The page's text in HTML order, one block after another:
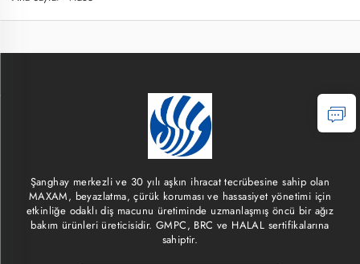
Şanghay merkezli ve 30 yılı aşkın ihracat tecrübesine sahip olan
MAXAM, beyazlatma, çürük koruması ve hassasiyet yönetimi için
etkinliğe odaklı diş macunu üretiminde uzmanlaşmış öncü bir ağız
bakım ürünleri üreticisidir. GMPC, BRC ve HALAL sertifikalarına
sahiptir.